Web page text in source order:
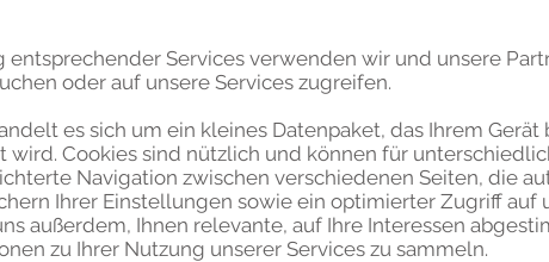
Services verwenden wir und unsere
oder auf unsere Services zugreifen.
es sich um ein kleines Datenpaket, das Ihrem
wird. Cookies sind nützlich und können für
Navigation zwischen verschiedenen Seiten, die
Ihrer Einstellungen sowie ein optimierter Zugriff auf
außerdem, Ihnen relevante, auf Ihre Interessen
zu Ihrer Nutzung unserer Services zu sammeln.